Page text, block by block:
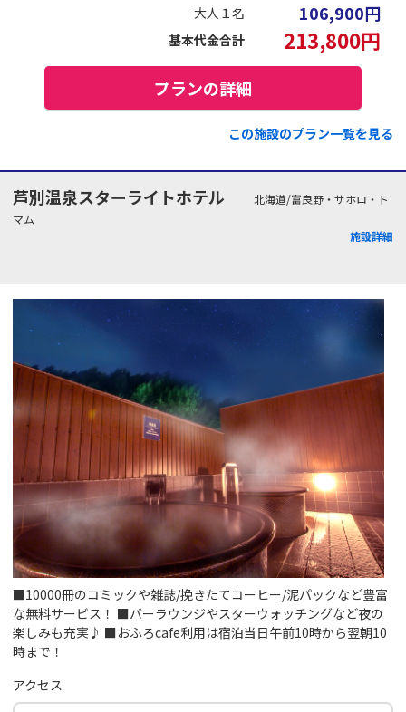
大人１名 106,900円
基本代金合計 213,800円
プランの詳細
この施設のプラン一覧を見る
芦別温泉スターライトホテル
北海道/富良野・サホロ・ト
マム
施設詳細
■10000冊のコミックや雑誌/挽きたてコーヒー/泥パックなど豊富
な無料サービス！ ■バーラウンジやスターウォッチングなど夜の
楽しみも充実♪ ■おふろcafe利用は宿泊当日午前10時から翌朝10
時まで！
アクセス